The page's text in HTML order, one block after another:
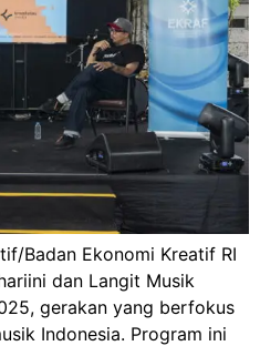
Badan Ekonomi Kreatif RI
dan Langit Musik
gerakan yang berfokus
Indonesia. Program ini